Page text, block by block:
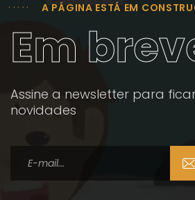
A PÁGINA ESTÁ EM
Em
Assine a newsletter para
novidades